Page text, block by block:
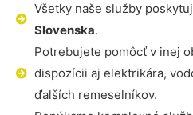
Všetky naše služby
Slovenska.
Potrebujete pomôcť v inej
dispozícii aj elektrikára,
ďalších remeselníkov.